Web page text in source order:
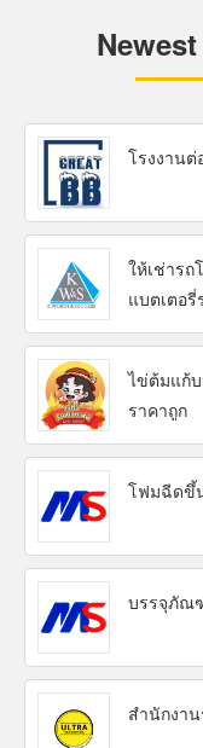
โรงงานต่
ให้เช่าร
แบตเตอ
ไข่ต้มแก้
ราคาถูก
โฟมฉีดขึ้
บรรจุภัณ
สำนักงา